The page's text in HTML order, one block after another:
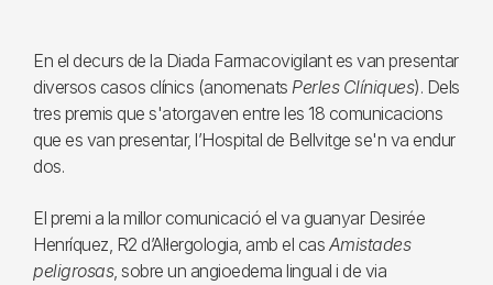
En el decurs de la Diada Farmacovigilant es van presentar
diversos casos clínics (anomenats Perles Clíniques). Dels
tres premis que s'atorgaven entre les 18 comunicacions
que es van presentar, l’Hospital de Bellvitge se'n va endur
dos.
El premi a la millor comunicació el va guanyar Desirée
Henríquez, R2 d’Al·lergologia, amb el cas Amistades
peligrosas, sobre un angioedema lingual i de via